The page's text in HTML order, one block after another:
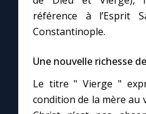
référence à l’Esprit
Constantinople.
Une nouvelle richesse
Le titre " Vierge "
condition de la mère au